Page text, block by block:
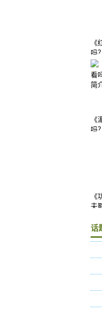
《
吗
《
吗
《
夫
话